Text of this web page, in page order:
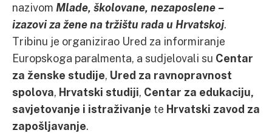
nazivom Mlade, školovane, nezaposlene –
izazovi za žene na tržištu rada u Hrvatskoj.
Tribinu je organizirao Ured za informiranje
Europskoga paralmenta, a sudjelovali su Centar
za ženske studije, Ured za ravnopravnost
spolova, Hrvatski studiji, Centar za edukaciju,
savjetovanje i istraživanje te Hrvatski zavod za
zapošljavanje.